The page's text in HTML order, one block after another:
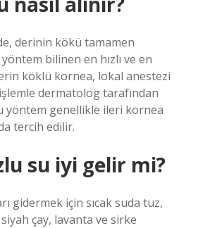
derinin kökü tamamen
bilinen en hızlı ve en
köklü kornea, lokal anestezi
dermatolog tarafından
yöntem genellikle ileri kornea
tercih edilir.
su iyi gelir mi?
gidermek için sıcak suda tuz,
çay, lavanta ve sirke